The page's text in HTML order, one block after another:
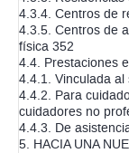
4.3.4. Centros de
4.3.5. Centros de
física 352
4.4. Prestaciones
4.4.1. Vinculada al
4.4.2. Para
cuidadores no
4.4.3. De
5. HACIA UNA